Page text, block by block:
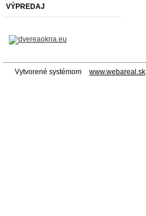
VÝPREDAJ
Vytvorené systémom www.webareal.sk